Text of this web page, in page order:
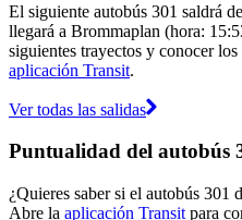
El siguiente autobús 301 saldrá
llegará a Brommaplan (hora:
siguientes trayectos y conocer
aplicación Transit.
Ver todas las salidas
Puntualidad del autobús
¿Quieres saber si el autobús 301
Abre la aplicación Transit para